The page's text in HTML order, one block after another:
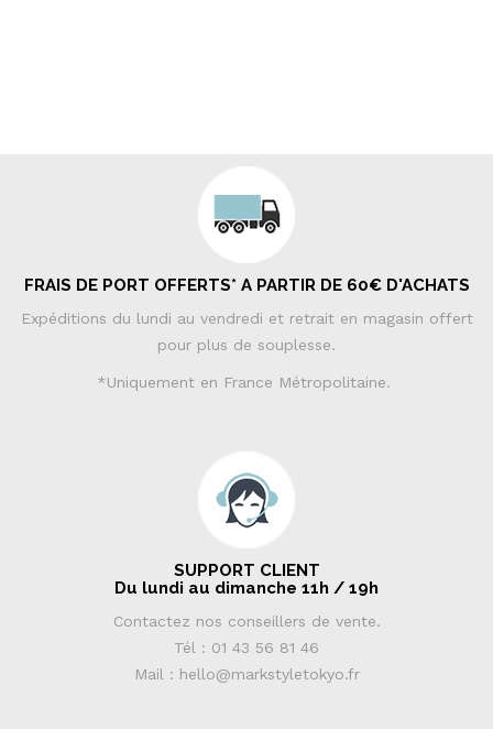
FRAIS DE PORT OFFERTS* A PARTIR DE 60€ D'ACHATS
Expéditions du lundi au vendredi et retrait en magasin offert
pour plus de souplesse.
*Uniquement en France Métropolitaine.
SUPPORT CLIENT
Du lundi au dimanche 11h / 19h
Contactez nos conseillers de vente.
Tél : 01 43 56 81 46
Mail : hello@markstyletokyo.fr